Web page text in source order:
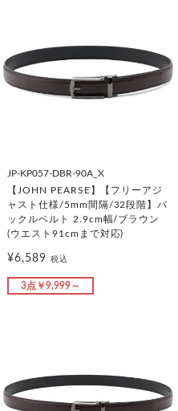
JP-KP057-DBR-90A_X
【JOHN PEARSE】【フリーアジ
ャスト仕様/5mm間隔/32段階】バ
ックルベルト 2.9cm幅/ブラウン
(ウエスト91cmまで対応)
¥6,589 税込
3点￥9,999～